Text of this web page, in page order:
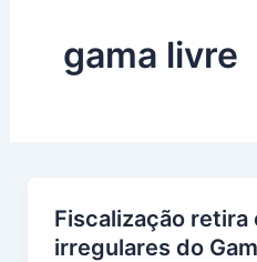
gama livre
Fiscalização
irregulares do